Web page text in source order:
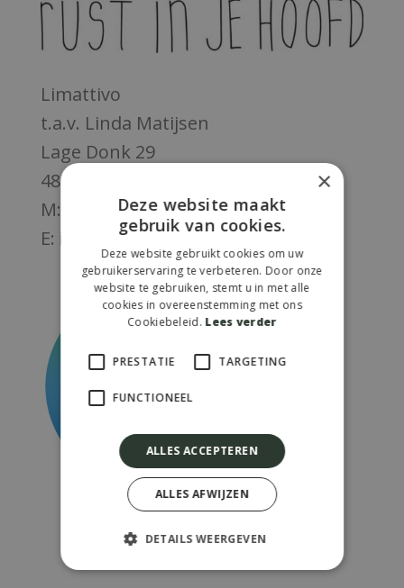
Limattivo
t.a.v. Linda Matijsen
Lage Donk 29
4874 LM Etten-Leur
M:
06-23872870
E: info@limattivo.nl
×
Deze website maakt
gebruik van cookies.
Deze website gebruikt cookies om uw
gebruikerservaring te verbeteren. Door onze
website te gebruiken, stemt u in met alle
cookies in overeenstemming met ons
Cookiebeleid. Lees verder
PRESTATIE TARGETING
FUNCTIONEEL
ALLES ACCEPTEREN
ALLES AFWIJZEN
DETAILS WEERGEVEN